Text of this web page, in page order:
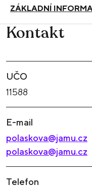
ZÁKLADNÍ
Kontakt
UČO
11588
E-mail
polaskova@jamu.cz
polaskova@jamu.cz
Telefon